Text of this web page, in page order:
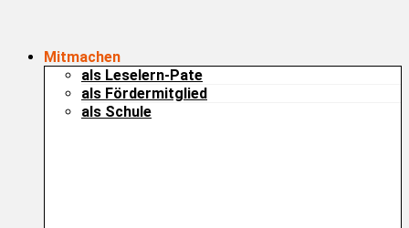
Mitmachen
als Leselern-Pate
als Fördermitglied
als Schule